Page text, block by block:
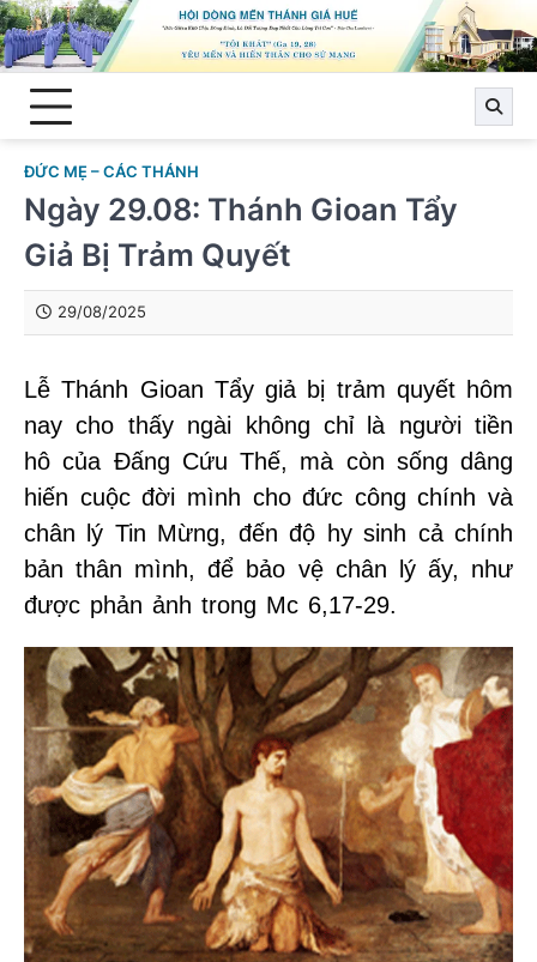
Skip
to
content
ĐỨC MẸ – CÁC THÁNH
Ngày 29.08: Thánh Gioan Tẩy
Giả Bị Trảm Quyết
29/08/2025
Lễ Thánh Gioan Tẩy giả bị trảm quyết hôm
nay cho thấy ngài không chỉ là người tiền
hô của Đấng Cứu Thế, mà còn sống dâng
hiến cuộc đời mình cho đức công chính và
chân lý Tin Mừng, đến độ hy sinh cả chính
bản thân mình, để bảo vệ chân lý ấy, như
được phản ảnh trong Mc 6,17-29.